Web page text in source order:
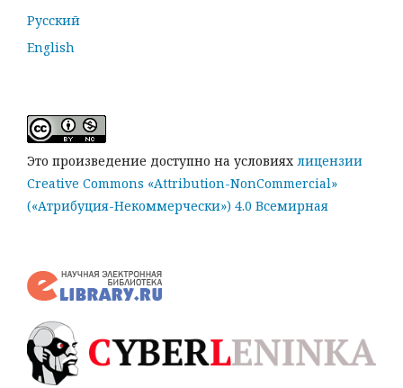
Русский
English
Это произведение доступно на условиях лицензии
Creative Commons «Attribution-NonCommercial»
(«Атрибуция-Некоммерчески») 4.0 Всемирная